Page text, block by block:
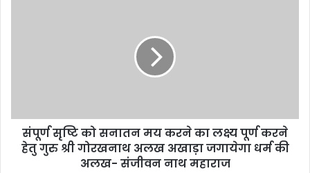
संपूर्ण सृष्टि को सनातन मय करने का लक्ष्य पूर्ण करने
हेतु गुरु श्री गोरखनाथ अलख अखाड़ा जगायेगा धर्म की
अलख- संजीवन नाथ महाराज